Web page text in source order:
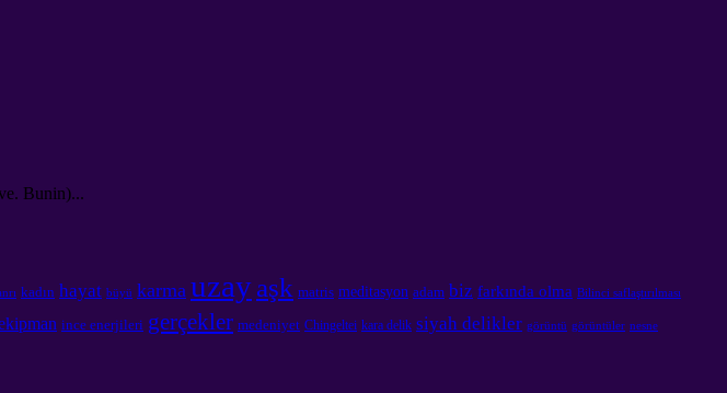
Bunin)...
kadın hayat büyü karma uzayaşk matris meditasyon adam biz farkında olma Bilinci saflaştırılması
ince enerjileri gerçekler medeniyet Chingeltei kara delik siyah delikler görüntü görüntüler nesne